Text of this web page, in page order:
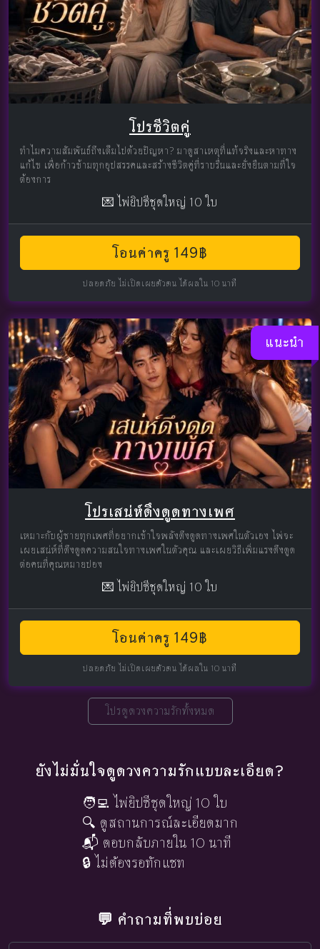
โปรชีวิตคู่
ทำไมความสัมพันธ์ถึงเต็มไปด้วยปัญหา? มาดูสาเหตุที่แท้จริงและหาทาง
แก้ไข เพื่อก้าวข้ามทุกอุปสรรคและสร้างชีวิตคู่ที่ราบรื่นและยั่งยืนตามที่ใจ
ต้องการ
💌 ไพ่ยิปซีชุดใหญ่ 10 ใบ
โอนค่าครู 149฿
ปลอดภัย ไม่เปิดเผยตัวตน ได้ผลใน 10 นาที
แนะนำ
โปรเสน่ห์ดึงดูดทางเพศ
เหมาะกับผู้ชายทุกเพศที่อยากเข้าใจพลังดึงดูดทางเพศในตัวเอง ไพ่จะ
เผยเสน่ห์ที่ดึงดูดความสนใจทางเพศในตัวคุณ และเผยวิธีเพิ่มแรงดึงดูด
ต่อคนที่คุณหมายปอง
💌 ไพ่ยิปซีชุดใหญ่ 10 ใบ
โอนค่าครู 149฿
ปลอดภัย ไม่เปิดเผยตัวตน ได้ผลใน 10 นาที
โปรดูดวงความรักทั้งหมด
ยังไม่มั่นใจดูดวงความรักแบบละเอียด?
🧑‍💻 ไพ่ยิปซีชุดใหญ่ 10 ใบ
🔍 ดูสถานการณ์ละเอียดมาก
📬 ตอบกลับภายใน 10 นาที
🔒 ไม่ต้องรอทักแชท
💬 คำถามที่พบบ่อย